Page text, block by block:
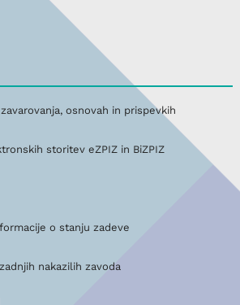
osnovah in prispevkih
storitev eZPIZ in BiZPIZ
o stanju zadeve
nakazilih zavoda